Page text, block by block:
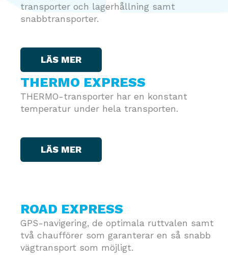
transporter och lagerhållning samt
snabbtransporter.
LÄS MER
THERMO EXPRESS
THERMO-transporter har en konstant
temperatur under hela transporten.
LÄS MER
ROAD EXPRESS
GPS-navigering, de optimala ruttvalen samt
två chaufförer som garanterar en så snabb
vägtransport som möjligt.